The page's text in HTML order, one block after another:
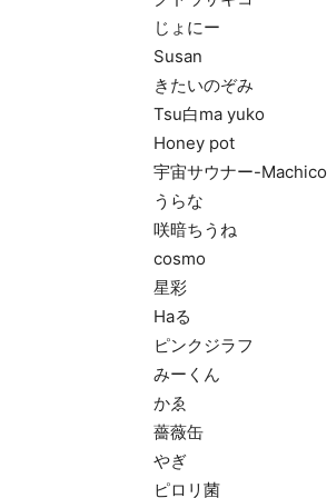
じょにー
Susan
きたいのぞみ
Tsu白ma yuko
Honey pot
宇宙サウナー-Machico
うらな
咲暗ちうね
cosmo
星彩
Haる
ピンクジラフ
みーくん
かゑ
薔薇缶
やぎ
ピロリ菌